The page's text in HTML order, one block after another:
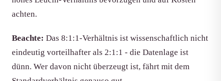
achten.
Beachte: Das 8:1:1-Verhältnis ist wissenschaftlich nicht
eindeutig vorteilhafter als 2:1:1 - die Datenlage ist
dünn. Wer davon nicht überzeugt ist, fährt mit dem